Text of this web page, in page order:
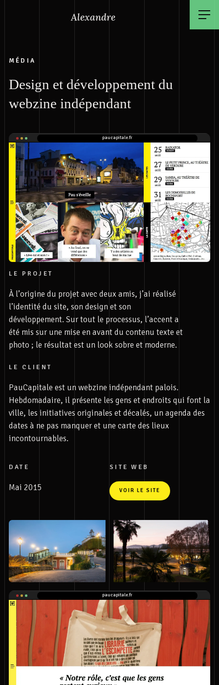
Alexandre
MÉDIA
Design et développement du
webzine indépendant
paucapitale.fr
LE PROJET
À l’origine du projet avec deux amis, j’ai réalisé
l’identité du site, son design et son
développement. Sur tout le processus, l’accent a
été mis sur une mise en avant du contenu texte et
photo ; le résultat est un look sobre et moderne.
LE CLIENT
PauCapitale est un webzine indépendant palois.
Hebdomadaire, il présente les gens et endroits qui font la
ville, les initiatives originales et décalés, un agenda des
dates à ne pas manquer et une carte des lieux
incontournables.
DATE
Mai 2015
SITE WEB
VOIR LE SITE
paucapitale.fr